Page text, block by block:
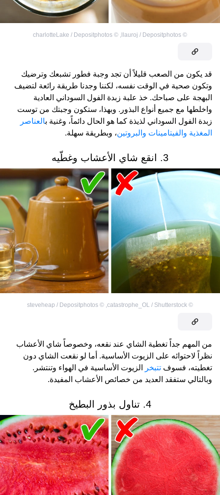
©
llauroj / Depositphotos
,
©
charlotteLake / Depositphotos
قد يكون من الصعب قليلاً أن تجد وجبة فطور تشبعك وترضيك
وتكون صحية في الوقت نفسه، لكننا وجدنا طريقة رائعة لتضيف
البهجة على صباحك. خذ علبة زبدة الفول السوداني العادية
واخلطها مع جميع أنواع البذور. وبهذا، ستكون وجبتك من توست
زبدة الفول السوداني لذيذة كما هو الحال دائماً، وغنية بالعناصر
المغذية والفيتامينات والبروتين، وبطريقة سهلة.
3. انقع شاي الأعشاب وغطّيه
©
catastrophe_OL / Shutterstock
,
©
steveheap / Depositphotos
من المهم جداً تغطية الشاي عند نقعه، وخصوصاً شاي الأعشاب
نظراً لاحتوائه على الزيوت الأساسية. أما لو نقعت الشاي دون
تغطيته، فسوف تتبخر
الزيوت الأساسية في الهواء وتنتشر.
وبالتالي ستفقد العديد من خصائص الأعشاب المفيدة.
4. تناول بذور البطيخ